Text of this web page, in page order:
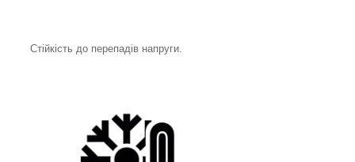
Стійкість до перепадів напруги.